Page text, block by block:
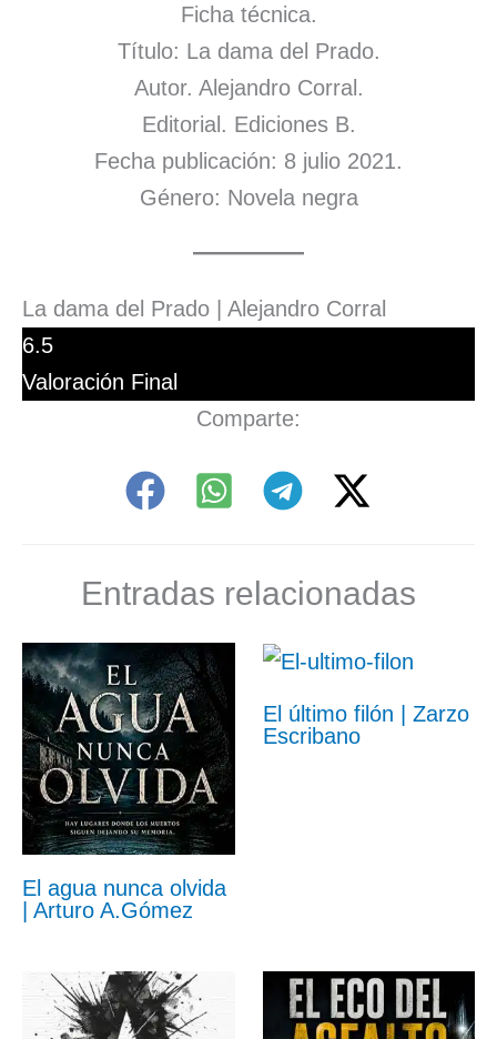
Ficha técnica.
Título: La dama del Prado.
Autor. Alejandro Corral.
Editorial. Ediciones B.
Fecha publicación: 8 julio 2021.
Género: Novela negra
La dama del Prado | Alejandro Corral
6.5
Valoración Final
Comparte:
Entradas relacionadas
El agua nunca olvida
| Arturo A.Gómez
El último filón | Zarzo
Escribano